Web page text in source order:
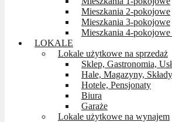
Mieszkania 2-pokojowe
Mieszkania 3-pokojowe
Mieszkania 4-
LOKALE
Lokale użytkowe na sprzedaż
Sklep, Gastronomia,
Hale, Magazyny, Składy
Hotele, Pensjonaty
Biura
Garaże
Lokale użytkowe na wynajem